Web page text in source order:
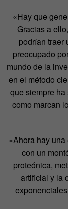
«Hay que
Gracias a
podrían traer
preocupado
mundo de la
en el método
que siempre
como marcan
«Ahora hay
con un
proteónica,
artificial y la